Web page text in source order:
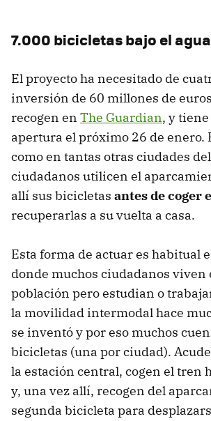
7.000 bicicletas bajo el agua
El proyecto ha necesitado de
inversión de 60 millones de
recogen en The Guardian, y
apertura el próximo 26 de enero.
como en tantas otras ciudades
ciudadanos utilicen el
allí sus bicicletas antes de coger
recuperarlas a su vuelta a casa.
Esta forma de actuar es habitual
donde muchos ciudadanos viven
población pero estudian o
la movilidad intermodal hace
se inventó y por eso muchos
bicicletas (una por ciudad).
la estación central, cogen el tren
y, una vez allí, recogen del
segunda bicicleta para